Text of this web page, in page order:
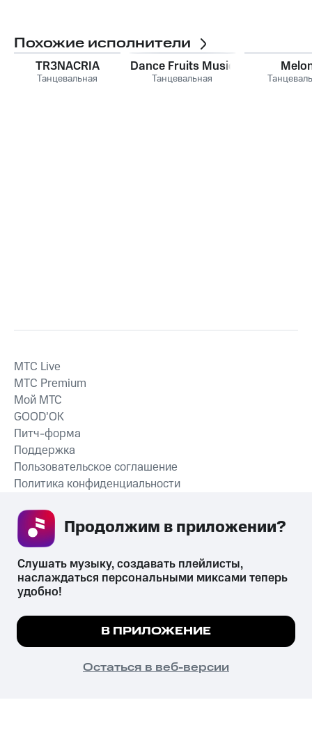
Похожие исполнители
TR3NACRIA
Танцевальная
Dance Fruits Music
Танцевальная
СКАЧАТЬ ПРИЛОЖЕНИЕ
MTС Live
MTС Premium
Мой МТС
GOOD’OK
Питч-форма
Поддержка
Пользовательское соглашение
Политика конфиденциальности
психотропных веществ, их аналогов причиняет вред здоровью,
их незаконный оборот запрещён и влечёт установленную
законодательством ответственность.
© 2026 ООО «КИОН».
Все права защищены
Мы используем куки, чтобы на сайте все
Подробнее
ПОНЯТНО
Слушать музыку, создавать плейлисты,
наслаждаться персональными миксами теперь
удобно!
В ПРИЛОЖЕНИЕ
Остаться в веб-версии